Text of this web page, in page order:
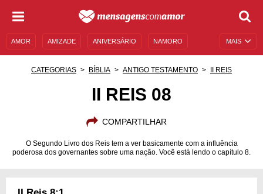
MAIS
AMOR AMIZADE ANIVERSÁRIO NAMORO
CATEGORIAS BÍBLIA ANTIGO TESTAMENTO II REIS
II REIS 08
COMPARTILHAR
O Segundo Livro dos Reis tem a ver basicamente com a influência
poderosa dos governantes sobre uma nação. Você está lendo o capítulo 8.